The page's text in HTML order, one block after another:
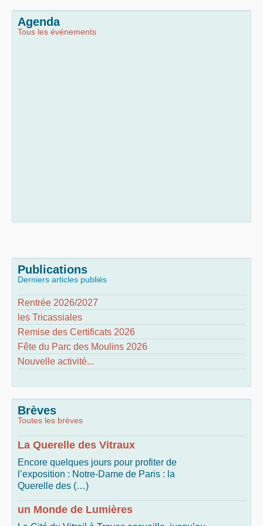
Agenda
Tous les événements
Publications
Derniers articles publiés
Rentrée 2026/2027
les Tricassiales
Remise des Certificats 2026
Fête du Parc des Moulins 2026
Nouvelle activité...
Brèves
Toutes les brèves
La Querelle des Vitraux
Encore quelques jours pour profiter de
l’exposition : Notre-Dame de Paris : la
Querelle des (…)
un Monde de Lumières